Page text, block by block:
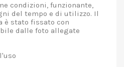
condizioni, funzionante,
del tempo e di utilizzo. Il
è stato fissato con
dalle foto allegate